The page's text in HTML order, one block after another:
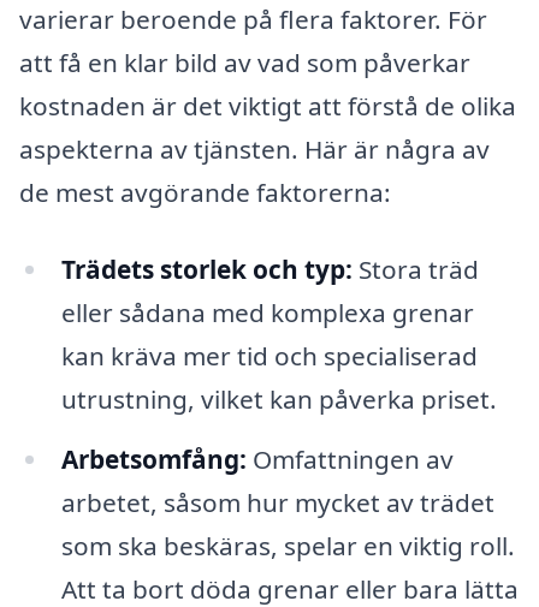
varierar beroende på flera faktorer. För
att få en klar bild av vad som påverkar
kostnaden är det viktigt att förstå de olika
aspekterna av tjänsten. Här är några av
de mest avgörande faktorerna:
Trädets storlek och typ: Stora träd
eller sådana med komplexa grenar
kan kräva mer tid och specialiserad
utrustning, vilket kan påverka priset.
Arbetsomfång: Omfattningen av
arbetet, såsom hur mycket av trädet
som ska beskäras, spelar en viktig roll.
Att ta bort döda grenar eller bara lätta